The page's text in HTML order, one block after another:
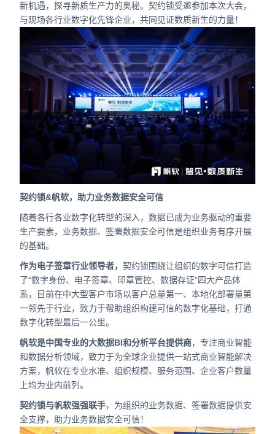
合作
新机遇，探寻新质生产力的奥秘。契约锁受邀参加本次大会，
与现场各行业数字化先锋企业，共同见证数质新生的力量！
契约锁&帆软，助力业务数据安全可信
随着各行各业数字化转型的深入，数据已成为业务驱动的重要
生产要素，业务数据、签署数据安全可信是组织业务有序开展
的基础。
作为电子签章行业领导者， 契约锁围绕让组织的数字可信打造
了“数字身份、电子签章、印章管控、数据存证”四大产品体
系，目前在中大型客户市场以客户总量第一、本地化部署量第
一领先于行业，致力于帮助组织构建可信的数字化基础，打通
数字化转型最后一公里。
帆软是中国专业的大数据BI和分析平台提供商，专注商业智能
和数据分析领域，致力于为全球企业提供一站式商业智能解决
方案，帆软在专业水准、组织规模、服务范围、企业客户数量
上均为业内前列。
契约锁与帆软强强联手，为组织的业务数据、签署数据提供安
全支撑，助力业务数据安全可信！